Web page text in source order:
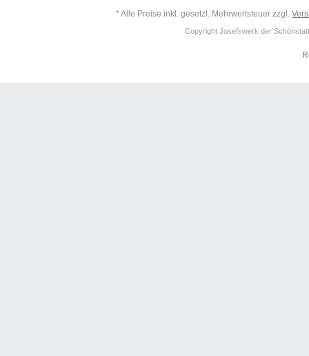
* Alle Preise inkl. gesetzl. Mehrwertsteuer zzgl.
Copyright Josefswerk der